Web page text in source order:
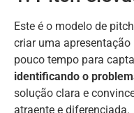
Este é o modelo de
criar uma
pouco tempo para
identificando o
solução clara e
atraente e diferenciada.